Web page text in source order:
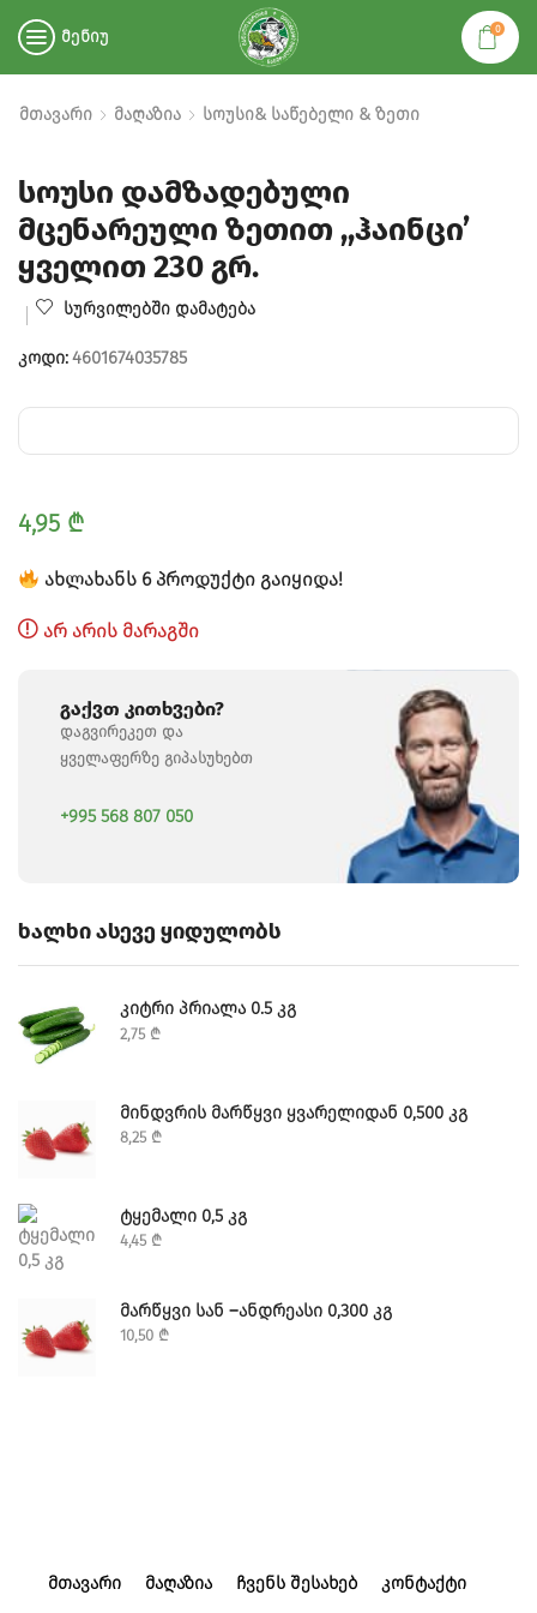
ᲛᲔᲜᲘᲣ 0
ᲛᲗᲐᲕᲐᲠᲘ ᲛᲐᲦᲐᲖᲘᲐ ᲡᲝᲣᲡᲘ& ᲡᲐᲬᲔᲑᲔᲚᲘ & ᲖᲔᲗᲘ
სოუსი დამზადებული
მცენარეული ზეთით ,,ჰაინცი’
ყველით 230 გრ.
ᲡᲣᲠᲕᲘᲚᲔᲑᲨᲘ ᲓᲐᲛᲐᲢᲔᲑᲐ
ᲙᲝᲓᲘ:4601674035785
4,95 ₾
ᲐᲮᲚᲐᲮᲐᲜᲡ 6 ᲞᲠᲝᲓᲣᲥᲢᲘ ᲒᲐᲘᲧᲘᲓᲐ!
ᲐᲠ ᲐᲠᲘᲡ ᲛᲐᲠᲐᲒᲨᲘ
Გაქვთ Კითხვები?
ᲓᲐᲒᲕᲘᲠᲔᲙᲔᲗ ᲓᲐ
ᲧᲕᲔᲚᲐᲤᲔᲠᲖᲔ ᲒᲘᲞᲐᲡᲣᲮᲔᲑᲗ
+995 568 807 050
Ხალხი Ასევე Ყიდულობს
ᲙᲘᲢᲠᲘ ᲞᲠᲘᲐᲚᲐ 0.5 ᲙᲒ
2,75 ₾
ᲛᲘᲜᲓᲕᲠᲘᲡ ᲛᲐᲠᲬᲧᲕᲘ ᲧᲕᲐᲠᲔᲚᲘᲓᲐᲜ 0,500 ᲙᲒ
8,25 ₾
ᲢᲧᲔᲛᲐᲚᲘ 0,5 ᲙᲒ
4,45 ₾
ᲛᲐᲠᲬᲧᲕᲘ ᲡᲐᲜ –ᲐᲜᲓᲠᲔᲐᲡᲘ 0,300 ᲙᲒ
10,50 ₾
ᲛᲗᲐᲕᲐᲠᲘ ᲛᲐᲦᲐᲖᲘᲐ ᲩᲕᲔᲜᲡ ᲨᲔᲡᲐᲮᲔᲑ ᲙᲝᲜᲢᲐᲥᲢᲘ